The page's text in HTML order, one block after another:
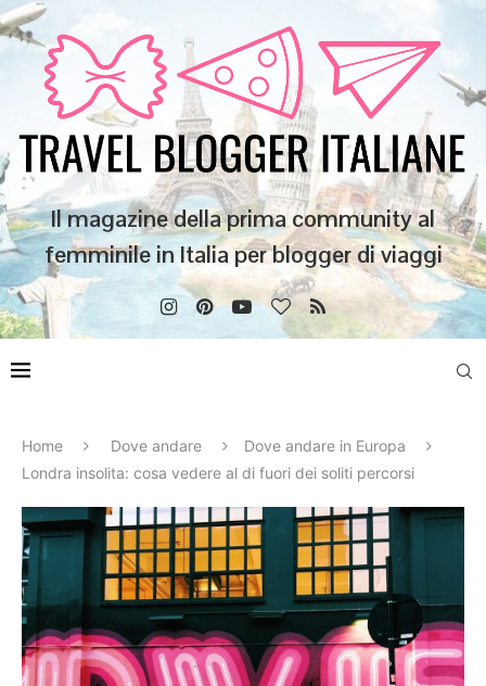
Il magazine della prima community al
femminile in Italia per blogger di viaggi
Home Dove andare
Dove andare in Europa
Londra insolita: cosa vedere al di fuori dei soliti percorsi